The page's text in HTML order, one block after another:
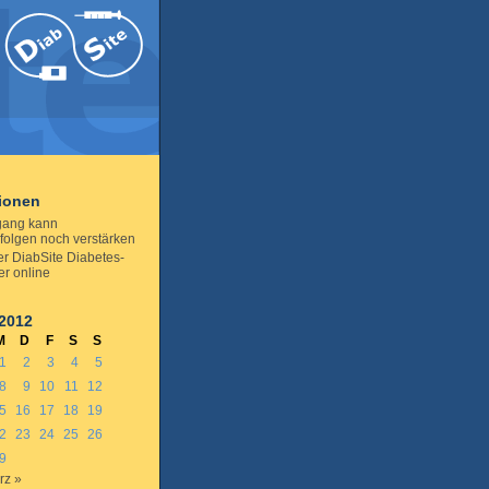
kann
noch verstärken
DiabSite Diabetes-
online
D F S
S
1
2 3 4
5
8 9 10 11
12
16 17 18
19
23 24 25
26
»